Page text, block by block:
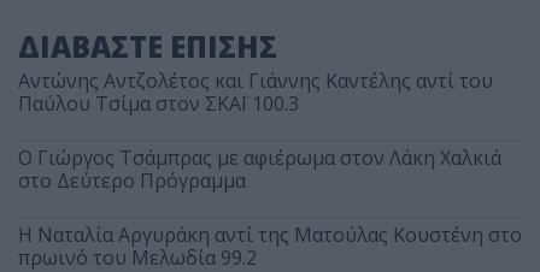
ΔΙΑΒΑΣΤΕ ΕΠΙΣΗΣ
Αντώνης Αντζολέτος και Γιάννης Καντέλης αντί του
Παύλου Τσίμα στον ΣΚΑΪ 100.3
O Γιώργος Τσάμπρας με αφιέρωμα στον Λάκη Χαλκιά
στο Δεύτερο Πρόγραμμα
Η Ναταλία Αργυράκη αντί της Ματούλας Κουστένη στο
πρωινό του Μελωδία 99.2